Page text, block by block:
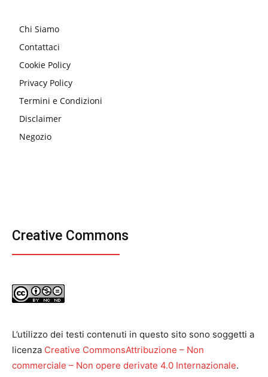
Chi Siamo
Contattaci
Cookie Policy
Privacy Policy
Termini e Condizioni
Disclaimer
Negozio
Creative Commons
L’utilizzo dei testi contenuti in questo sito sono soggetti a
licenza Creative CommonsAttribuzione – Non
commerciale – Non opere derivate 4.0 Internazionale.